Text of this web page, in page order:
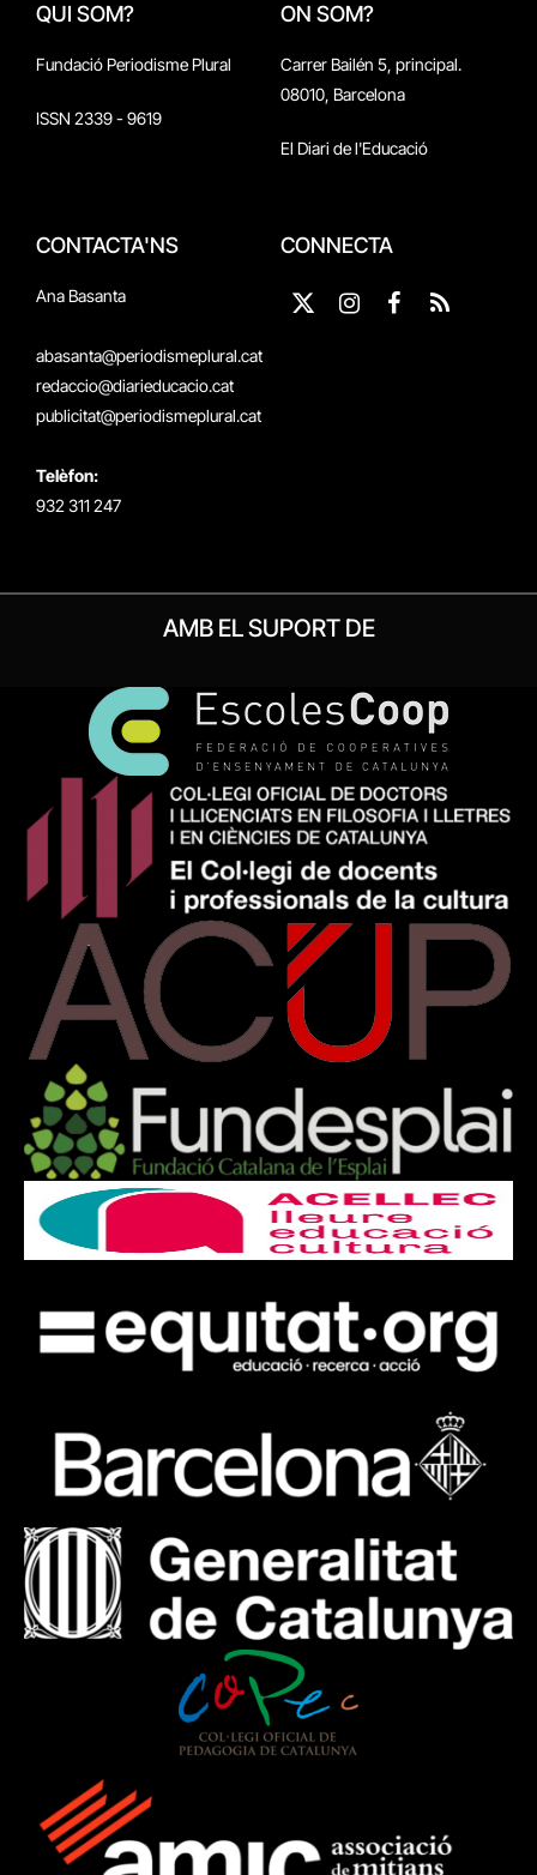
QUI SOM?
Fundació Periodisme Plural
ISSN 2339 - 9619
ON SOM?
Carrer Bailén 5, principal.
08010, Barcelona
El Diari de l'Educació
CONTACTA'NS
Ana Basanta
abasanta@periodismeplural.cat
redaccio@diarieducacio.cat
publicitat@periodismeplural.cat
Telèfon:
932 311 247
CONNECTA
X
Instagram
Facebook
RSS
AMB EL SUPORT DE